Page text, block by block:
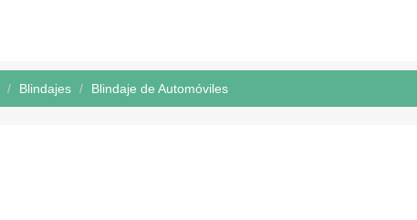
Blindajes Blindaje de Automóviles